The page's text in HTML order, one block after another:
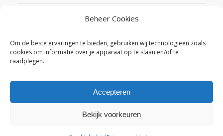
Beheer Cookies
Om de beste ervaringen te bieden, gebruiken wij technologieën zoals
cookies om informatie over je apparaat op te slaan en/of te
raadplegen.
Accepteren
Bekijk voorkeuren